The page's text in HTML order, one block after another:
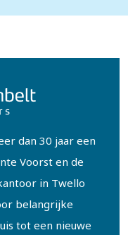
dan 30 jaar een
Voorst en de
in Twello
belangrijke
tot een nieuwe